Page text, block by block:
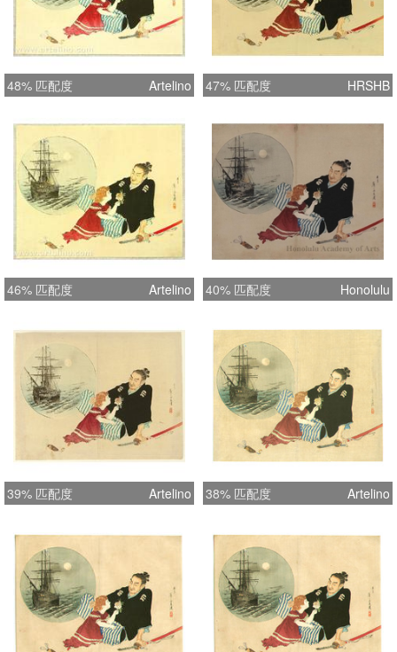
48% 匹配度 Artelino 47% 匹配度 HRSHB
46% 匹配度 Artelino 40% 匹配度 Honolulu
39% 匹配度 Artelino 38% 匹配度 Artelino